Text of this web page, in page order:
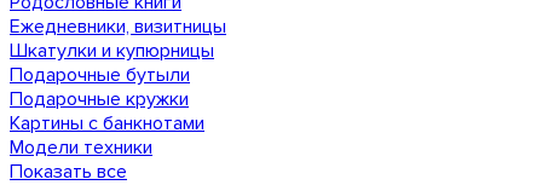
Ежедневники, визитницы
Шкатулки и купюрницы
Подарочные бутыли
Подарочные кружки
Картины с банкнотами
Модели техники
Показать все